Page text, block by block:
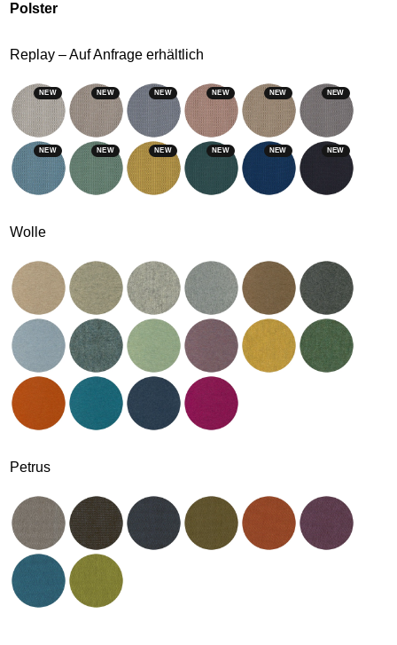
Polster
Replay – Auf Anfrage erhältlich
NEW NEW NEW NEW NEW NEW
NEW NEW NEW NEW NEW NEW
Wolle
Petrus